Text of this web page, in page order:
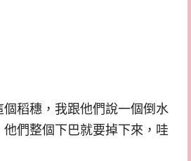
稻穗，我跟他們說一個倒水
們整個下巴就要掉下來，哇